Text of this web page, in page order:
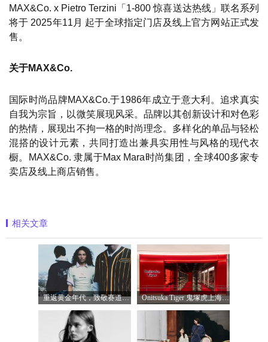
MAX&Co. x Pietro Terzini「1-800 惊喜送达热线」联名系列
将于 2025年11月 起于全球指定门店及线上官方网站正式发
售。
关于MAX&Co.
国际时尚品牌MAX&Co.于1986年成立于意大利。追求真实
自我为宗旨，以微笑展现风采。品牌以其创新设计和对色彩
的热情，展现出不拘一格的时尚理念。多样化的单品与轻松
混搭的设计元素，共同打造出兼具实用性与风格的现代衣
橱。MAX&Co. 隶属于Max Mara时尚集团，全球400多家专
卖店及线上商店销售。
相关文章
重返黄金年代，致敬赛道传奇 PUMA携手M Onitsuka Tiger 鬼塚虎上海环贸 iapm 概念店盛